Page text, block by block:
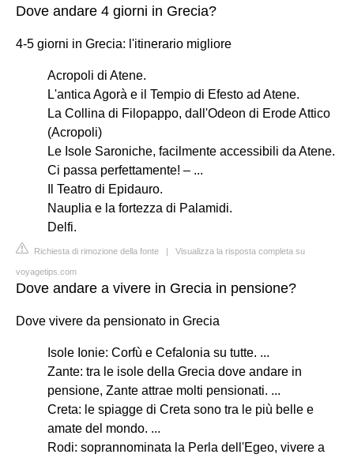
Dove andare 4 giorni in Grecia?
4-5 giorni in Grecia: l'itinerario migliore
Acropoli di Atene.
L'antica Agorà e il Tempio di Efesto ad Atene.
La Collina di Filopappo, dall'Odeon di Erode Attico
(Acropoli)
Le Isole Saroniche, facilmente accessibili da Atene.
Ci passa perfettamente! – ...
Il Teatro di Epidauro.
Nauplia e la fortezza di Palamidi.
Delfi.
Richiesta di rimozione della fonte | Visualizza la risposta completa su
voyagetips.com
Dove andare a vivere in Grecia in pensione?
Dove vivere da pensionato in Grecia
Isole Ionie: Corfù e Cefalonia su tutte. ...
Zante: tra le isole della Grecia dove andare in
pensione, Zante attrae molti pensionati. ...
Creta: le spiagge di Creta sono tra le più belle e
amate del mondo. ...
Rodi: soprannominata la Perla dell'Egeo, vivere a